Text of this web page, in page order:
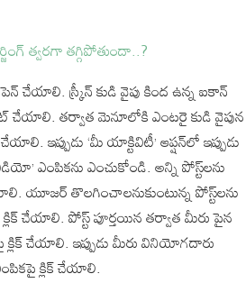
త్వరగా తగ్గిపోతుందా..?
స్క్రీన్ కుడి వైపు కింద ఉన్న ఐకాన్
చేయాలి. తర్వాత మెనూలోకి ఎంటరై కుడి వైపున
ఇప్పుడు ‘మీ యాక్టివిటీ’ ఆప్షన్‌లో ఇప్పుడు
ఎంపికను ఎంచుకోండి. అన్ని పోస్ట్‌లను
యూజర్ తొలగించాలనుకుంటున్న పోస్ట్‌లను
క్లిక్ చేయాలి. పోస్ట్ పూర్తయిన తర్వాత మీరు పైన
క్లిక్ చేయాలి. ఇప్పుడు మీరు వినియోగదారు
క్లిక్ చేయాలి.